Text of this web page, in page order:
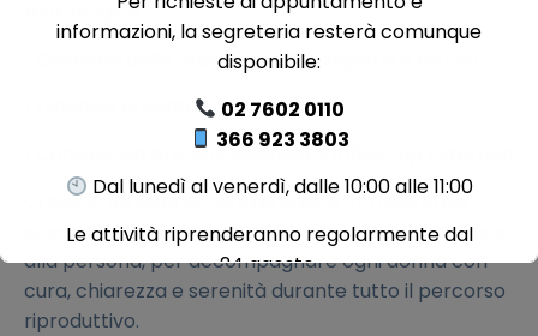
morfologica
•⁠ ⁠Gestione della gravidanza fisiologica e a rischio
•⁠ ⁠Diagnosi prenatale e counselling
•⁠ ⁠Consulenza preconcezionale e follow-up ostetrico
Credo in un approccio che unisce competenza
specialistica, aggiornamento continuo e attenzione
alla persona, per accompagnare ogni donna con
cura, chiarezza e serenità durante tutto il percorso
riproduttivo.
informazioni, la segreteria resterà comunque
disponibile:
02 7602 0110
366 923 3803
Dal lunedì al venerdì, dalle 10:00 alle 11:00
Le attività riprenderanno regolarmente dal
24 agosto.
Buona estate da tutto il team MiGin Clinic!